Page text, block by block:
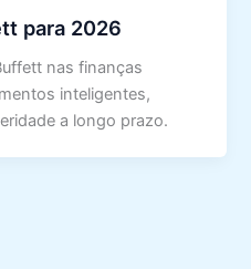
para 2026
nas finanças
inteligentes,
a longo prazo.